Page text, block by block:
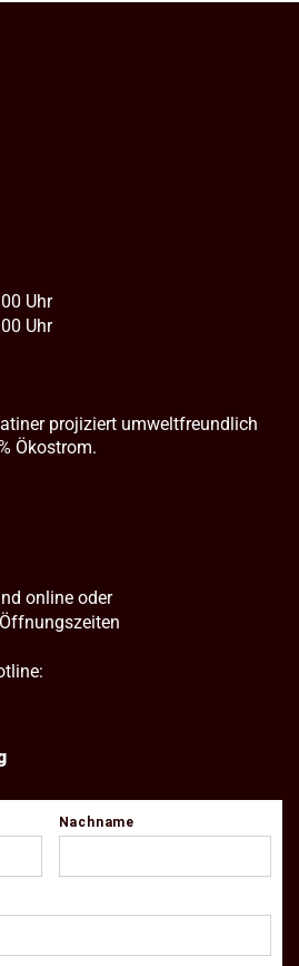
Uhr
Uhr
projiziert umweltfreundlich
Ökostrom.
online oder